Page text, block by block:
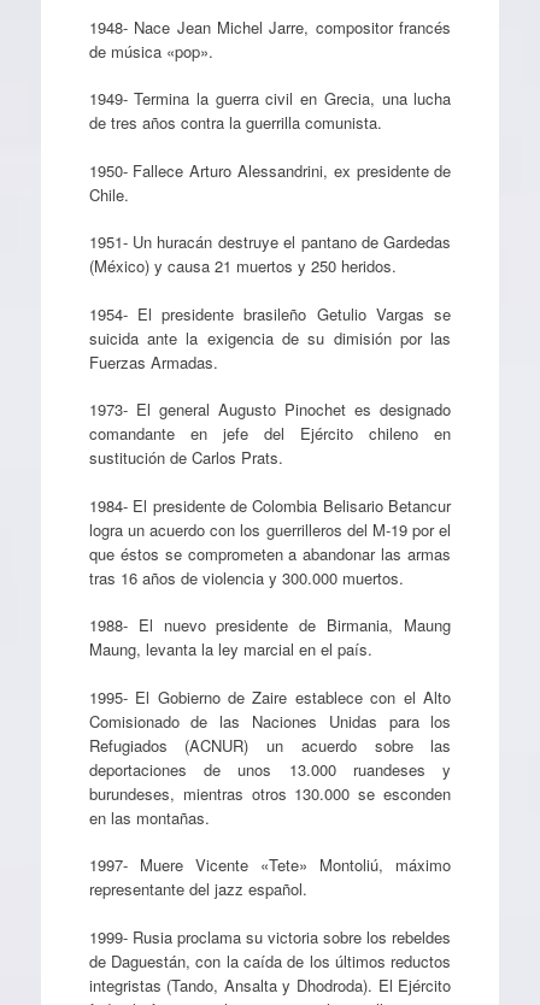
1948- Nace Jean Michel Jarre, compositor francés
de música «pop».
1949- Termina la guerra civil en Grecia, una lucha
de tres años contra la guerrilla comunista.
1950- Fallece Arturo Alessandrini, ex presidente de
Chile.
1951- Un huracán destruye el pantano de Gardedas
(México) y causa 21 muertos y 250 heridos.
1954- El presidente brasileño Getulio Vargas se
suicida ante la exigencia de su dimisión por las
Fuerzas Armadas.
1973- El general Augusto Pinochet es designado
comandante en jefe del Ejército chileno en
sustitución de Carlos Prats.
1984- El presidente de Colombia Belisario Betancur
logra un acuerdo con los guerrilleros del M-19 por el
que éstos se comprometen a abandonar las armas
tras 16 años de violencia y 300.000 muertos.
1988- El nuevo presidente de Birmania, Maung
Maung, levanta la ley marcial en el país.
1995- El Gobierno de Zaire establece con el Alto
Comisionado de las Naciones Unidas para los
Refugiados (ACNUR) un acuerdo sobre las
deportaciones de unos 13.000 ruandeses y
burundeses, mientras otros 130.000 se esconden
en las montañas.
1997- Muere Vicente «Tete» Montoliú, máximo
representante del jazz español.
1999- Rusia proclama su victoria sobre los rebeldes
de Daguestán, con la caída de los últimos reductos
integristas (Tando, Ansalta y Dhodroda). El Ejército